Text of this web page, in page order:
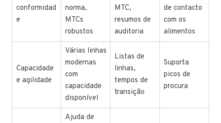
conformidad
e
norma,
MTCs
robustos
MTC,
resumos de
auditoria
de contacto
com os
alimentos
Capacidade
e agilidade
Várias linhas
modernas
com
capacidade
disponível
Listas de
linhas,
tempos de
transição
Suporta
picos de
procura
Ajuda de